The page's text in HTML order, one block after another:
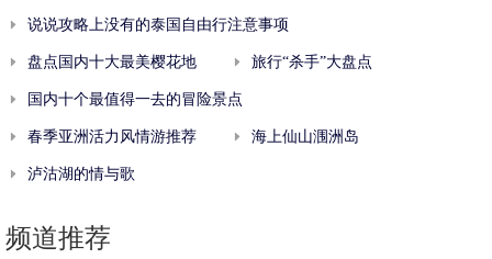
说说攻略上没有的泰国自由行注意事项
盘点国内十大最美樱花地 旅行“杀手”大盘点
国内十个最值得一去的冒险景点
春季亚洲活力风情游推荐 海上仙山涠洲岛
泸沽湖的情与歌
频道推荐